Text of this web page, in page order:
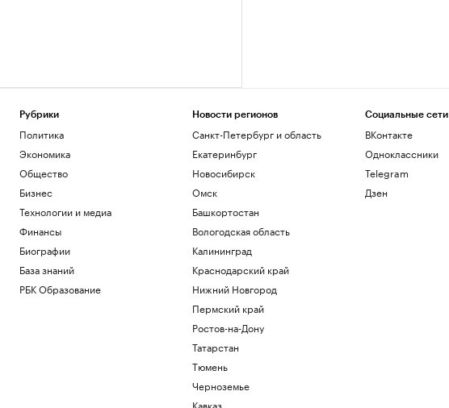
Рубрики
Политика
Экономика
Общество
Бизнес
Технологии и медиа
Финансы
Биографии
База знаний
РБК Образование
Новости регионов
Санкт-Петербург и область
Екатеринбург
Новосибирск
Омск
Башкортостан
Вологодская область
Калининград
Краснодарский край
Нижний Новгород
Пермский край
Ростов-на-Дону
Татарстан
Тюмень
Черноземье
Кавказ
Социальные сети
ВКонтакте
Одноклассники
Telegram
Дзен